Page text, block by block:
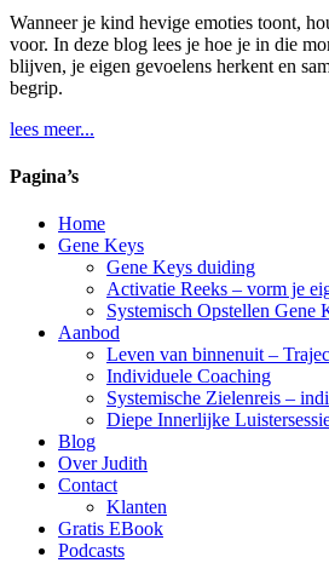
Wanneer je kind hevige emoties toont,
voor. In deze blog lees je hoe je in die
blijven, je eigen gevoelens herkent en
begrip.
lees meer...
Pagina’s
Home
Gene Keys
Gene Keys duiding
Activatie Reeks – vorm je
Systemisch Opstellen Gene
Aanbod
Leven van binnenuit –
Individuele Coaching
Systemische Zielenreis –
Diepe Innerlijke
Blog
Over Judith
Contact
Klanten
Gratis EBook
Podcasts